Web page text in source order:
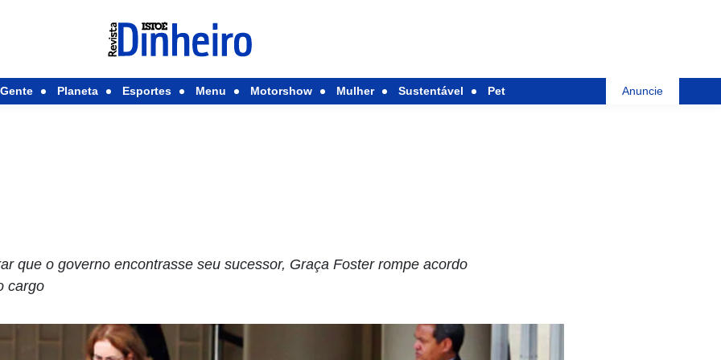
Gente Planeta Esportes Menu Motorshow Mulher Sustentável Pet Anuncie
que o governo encontrasse seu sucessor, Graça Foster rompe acordo
cargo